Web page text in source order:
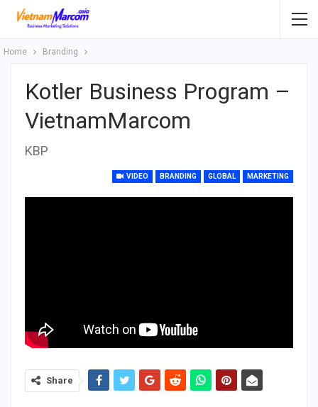
Home Branding
Kotler Business Program –
VietnamMarcom
KBP
VIDEO BRANDING GLOBAL MARKETING
Share